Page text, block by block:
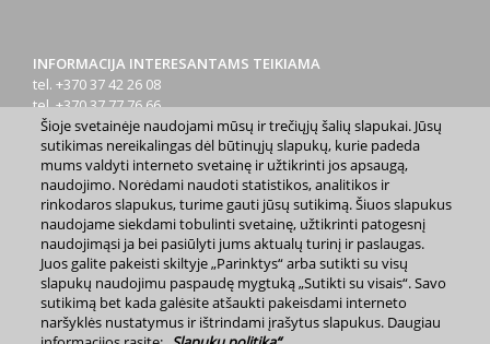
INFORMACIJA INTERESANTAMS TEIKIAMA
tel. +370 37 42 26 08
tel. +370 37 77 76 66
tel. +370 660 07000
el. p.info@kaunas.lt
2023 m. Kauno miesto savivaldybė. Kopijuoti ir platinti
www.kaunas.lt skelbiamą informaciją be autorių sutikimo draudžiama.
Svetainės žemėlapis »
Šioje svetainėje naudojami mūsų ir trečiųjų šalių slapukai. Jūsų
sutikimas nereikalingas dėl būtinųjų slapukų, kurie padeda
mums valdyti interneto svetainę ir užtikrinti jos apsaugą,
naudojimo. Norėdami naudoti statistikos, analitikos ir
rinkodaros slapukus, turime gauti jūsų sutikimą. Šiuos slapukus
naudojame siekdami tobulinti svetainę, užtikrinti patogesnį
naudojimąsi ja bei pasiūlyti jums aktualų turinį ir paslaugas.
Juos galite pakeisti skiltyje „Parinktys“ arba sutikti su visų
slapukų naudojimu paspaudę mygtuką „Sutikti su visais“. Savo
sutikimą bet kada galėsite atšaukti pakeisdami interneto
naršyklės nustatymus ir ištrindami įrašytus slapukus. Daugiau